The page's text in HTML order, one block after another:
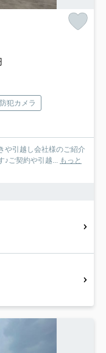
防犯カメラ
や引越し会社様のご紹介
♪ご契約や引越... もっと